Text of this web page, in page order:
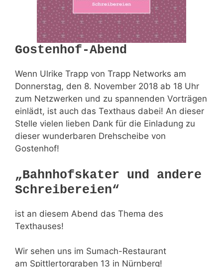
Gostenhof-Abend
Wenn Ulrike Trapp von Trapp Networks am
Donnerstag, den 8. November 2018 ab 18 Uhr
zum Netzwerken und zu spannenden Vorträgen
einlädt, ist auch das Texthaus dabei! An dieser
Stelle vielen lieben Dank für die Einladung zu
dieser wunderbaren Drehscheibe von
Gostenhof!
„Bahnhofskater und andere
Schreibereien“
ist an diesem Abend das Thema des
Texthauses!
Wir sehen uns im Sumach-Restaurant
am Spittlertorgraben 13 in Nürnberg!